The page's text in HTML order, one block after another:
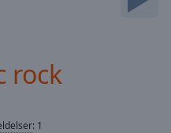
rock
: 1